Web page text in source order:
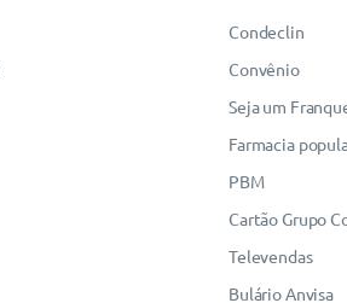
Condeclin
Convênio
Seja um
Farmacia
PBM
Cartão Grupo
Televendas
Bulário Anvisa